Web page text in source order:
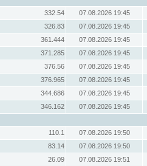
332.54
07.08.2026 19:45
326.83
07.08.2026 19:45
361.444
07.08.2026 19:45
371.285
07.08.2026 19:45
376.56
07.08.2026 19:45
376.965
07.08.2026 19:45
344.686
07.08.2026 19:45
346.162
07.08.2026 19:45
110.1
07.08.2026 19:50
83.14
07.08.2026 19:50
26.09
07.08.2026 19:51